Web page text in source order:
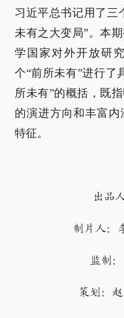
习近平总书记用了三
未有之大变局”。本
学国家对外开放研
个“前所未有”进行了
所未有”的概括，既
的演进方向和丰富
特征。
出品
制片人：
监制
策划：